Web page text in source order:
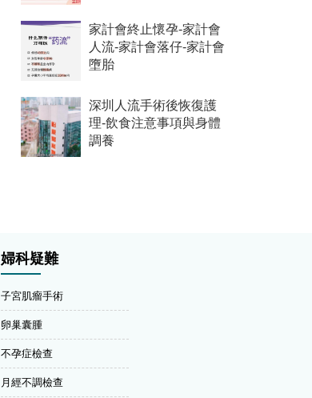
家計會終止懷孕-家計會
人流-家計會落仔-家計會
墮胎
深圳人流手術後恢復護
理-飲食注意事項與身體
調養
婦科疑難
子宮肌瘤手術
卵巢囊腫
不孕症檢查
月經不調檢查